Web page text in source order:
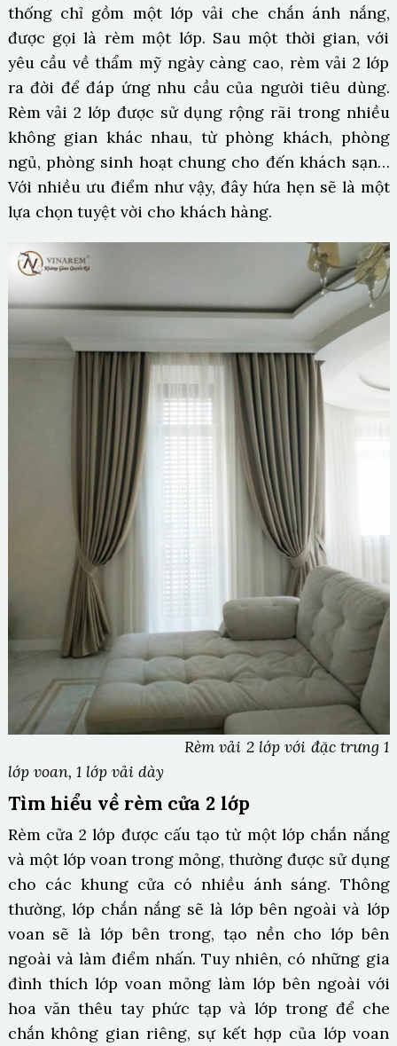
thống chỉ gồm một lớp vải che chắn ánh nắng,
được gọi là rèm một lớp. Sau một thời gian, với
yêu cầu về thẩm mỹ ngày càng cao, rèm vải 2 lớp
ra đời để đáp ứng nhu cầu của người tiêu dùng.
Rèm vải 2 lớp được sử dụng rộng rãi trong nhiều
không gian khác nhau, từ phòng khách, phòng
ngủ, phòng sinh hoạt chung cho đến khách sạn…
Với nhiều ưu điểm như vậy, đây hứa hẹn sẽ là một
lựa chọn tuyệt vời cho khách hàng.
Rèm vải 2 lớp với đặc trưng 1
lớp voan, 1 lớp vải dày
Tìm hiểu về rèm cửa 2 lớp
Rèm cửa 2 lớp được cấu tạo từ một lớp chắn nắng
và một lớp voan trong mỏng, thường được sử dụng
cho các khung cửa có nhiều ánh sáng. Thông
thường, lớp chắn nắng sẽ là lớp bên ngoài và lớp
voan sẽ là lớp bên trong, tạo nền cho lớp bên
ngoài và làm điểm nhấn. Tuy nhiên, có những gia
đình thích lớp voan mỏng làm lớp bên ngoài với
hoa văn thêu tay phức tạp và lớp trong để che
chắn không gian riêng, sự kết hợp của lớp voan